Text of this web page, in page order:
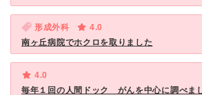
形成外科
4.0
南ヶ丘病院でホクロを取りました
4.0
毎年１回の人間ドック がんを中心に調べま